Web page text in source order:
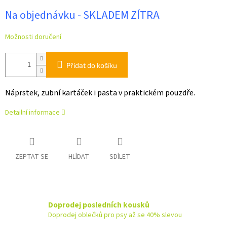
Na objednávku - SKLADEM ZÍTRA
Možnosti doručení
Přidat do košíku
Náprstek, zubní kartáček i pasta v praktickém pouzdře.
Detailní informace
ZEPTAT SE HLÍDAT SDÍLET
Doprodej posledních kousků
Doprodej oblečků pro psy až se 40% slevou